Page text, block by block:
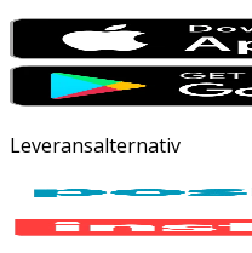
Leveransalternativ